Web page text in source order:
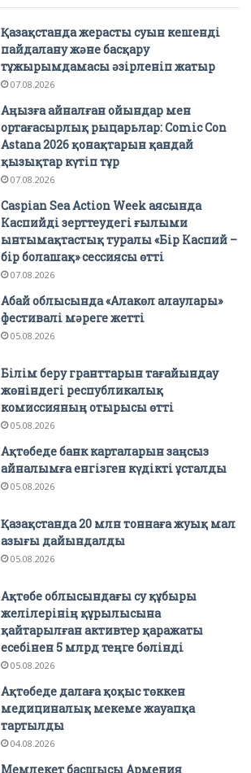
Қазақстанда жерасты суын кешенді
пайдалану және басқару
тұжырымдамасы әзірленіп жатыр
07.08.2026
Аңызға айналған ойындар мен
ортағасырлық рыцарьлар: Comic Con
Astana 2026 қонақтарын қандай
қызықтар күтіп тұр
07.08.2026
Caspian Sea Action Week аясында
Каспийді зерттеудегі ғылыми
ынтымақтастық туралы «Бір Каспий –
бір болашақ» сессиясы өтті
07.08.2026
Абай облысында «Алакөл алаулары»
фестивалі мәреге жетті
05.08.2026
Білім беру гранттарын тағайындау
жөніндегі республикалық
комиссияның отырысы өтті
05.08.2026
Ақтөбеде банк карталарын заңсыз
айналымға енгізген күдікті ұсталды
05.08.2026
Қазақстанда 20 млн тоннаға жуық мал
азығы дайындалды
05.08.2026
Ақтөбе облысындағы су құбыры
желілерінің құрылысына
қайтарылған активтер қаражаты
есебінен 5 млрд теңге бөлінді
05.08.2026
Ақтөбеде далаға қоқыс төккен
медициналық мекеме жауапқа
тартылды
04.08.2026
Мемлекет басшысы Армения